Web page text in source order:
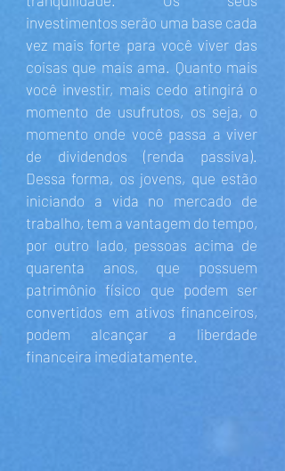
investimentos serão uma base cada
vez mais forte para você viver das
coisas que mais ama. Quanto mais
você investir, mais cedo atingirá o
momento de usufrutos, os seja, o
momento onde você passa a viver
de dividendos (renda passiva).
Dessa forma, os jovens, que estão
iniciando a vida no mercado de
trabalho, tem a vantagem do tempo,
por outro lado, pessoas acima de
quarenta anos, que possuem
patrimônio físico que podem ser
convertidos em ativos financeiros,
podem alcançar a liberdade
financeira imediatamente.​​